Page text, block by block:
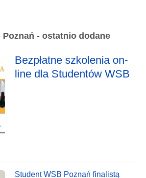
Poznań - ostatnio dodane
Bezpłatne szkolenia on-
line dla Studentów WSB
Student WSB Poznań finalistą